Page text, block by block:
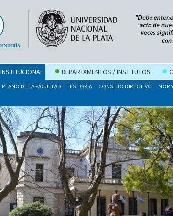
INSTITUCIONAL DEPARTAMENTOS / INSTITUTOS
PLANO DE LA FACULTAD HISTORIA CONSEJO DIRECTIVO